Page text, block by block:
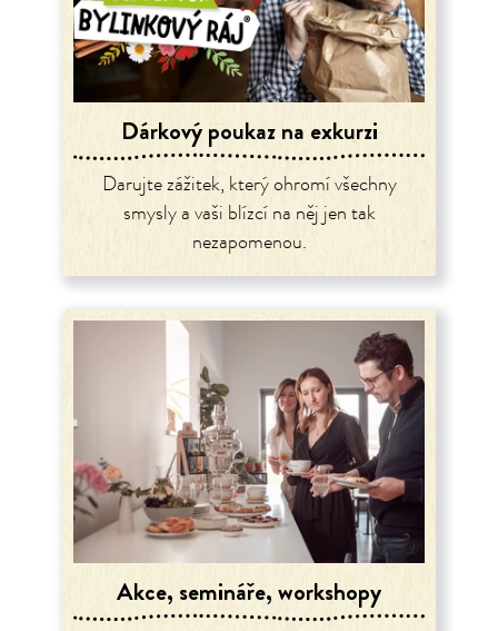
Dárkový poukaz na exkurzi
Darujte zážitek, který ohromí všechny
smysly a vaši blízcí na něj jen tak
nezapomenou.
Akce, semináře, workshopy